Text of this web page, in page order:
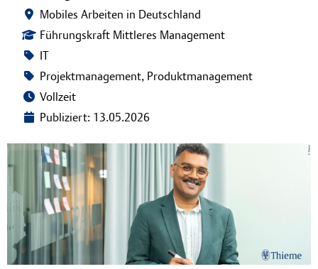
Young Talents
Kultur & Werte
Lernen bei Thieme
Mobiles Arbeiten in Deutschland
Führungskraft Mittleres Management
IT
Projektmanagement, Produktmanagement
Vollzeit
Publiziert: 13.05.2026